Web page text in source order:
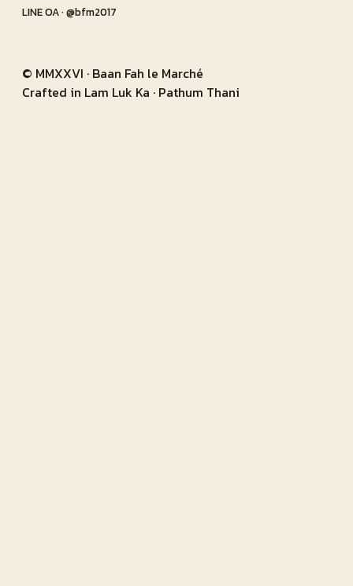
LINE OA · @bfm2017
© MMXXVI · Baan Fah le Marché
Crafted in Lam Luk Ka · Pathum Thani